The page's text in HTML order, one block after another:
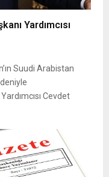
Yardımcısı
Suudi Arabistan
Cevdet